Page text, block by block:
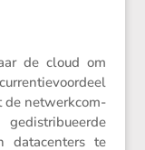
de cloud om
de netwerk­com­
datacen­ters te